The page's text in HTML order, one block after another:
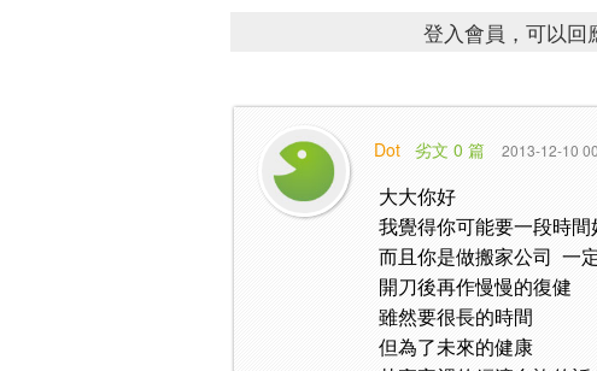
登入會員，可以回
Dot 劣文 0 篇 2013-12-10
大大你好
我覺得你可能要一段時間
而且你是做搬家公司 一
開刀後再作慢慢的復健
雖然要很長的時間
但為了未來的健康